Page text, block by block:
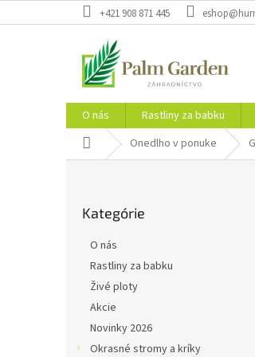
na
+421 908 871 445
O nás Rastliny za babku
Domov Onedlho v ponuke
kategórie
Kategórie
O nás
Rastliny za babku
Živé ploty
Akcie
Novinky 2026
Okrasné stromy a kríky